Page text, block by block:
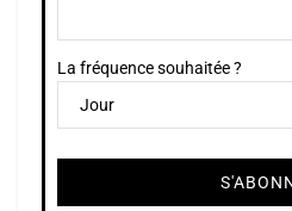
La fréquence souhaitée ?